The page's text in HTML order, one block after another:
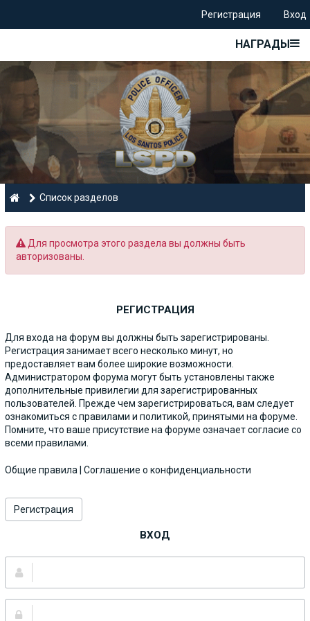
Регистрация Вход
НАГРАДЫ
Список разделов
Для просмотра этого раздела вы должны быть
авторизованы.
РЕГИСТРАЦИЯ
Для входа на форум вы должны быть зарегистрированы.
Регистрация занимает всего несколько минут, но
предоставляет вам более широкие возможности.
Администратором форума могут быть установлены также
дополнительные привилегии для зарегистрированных
пользователей. Прежде чем зарегистрироваться, вам следует
ознакомиться с правилами и политикой, принятыми на форуме.
Помните, что ваше присутствие на форуме означает согласие со
всеми правилами.
Общие правила Соглашение о конфиденциальности
Регистрация
ВХОД